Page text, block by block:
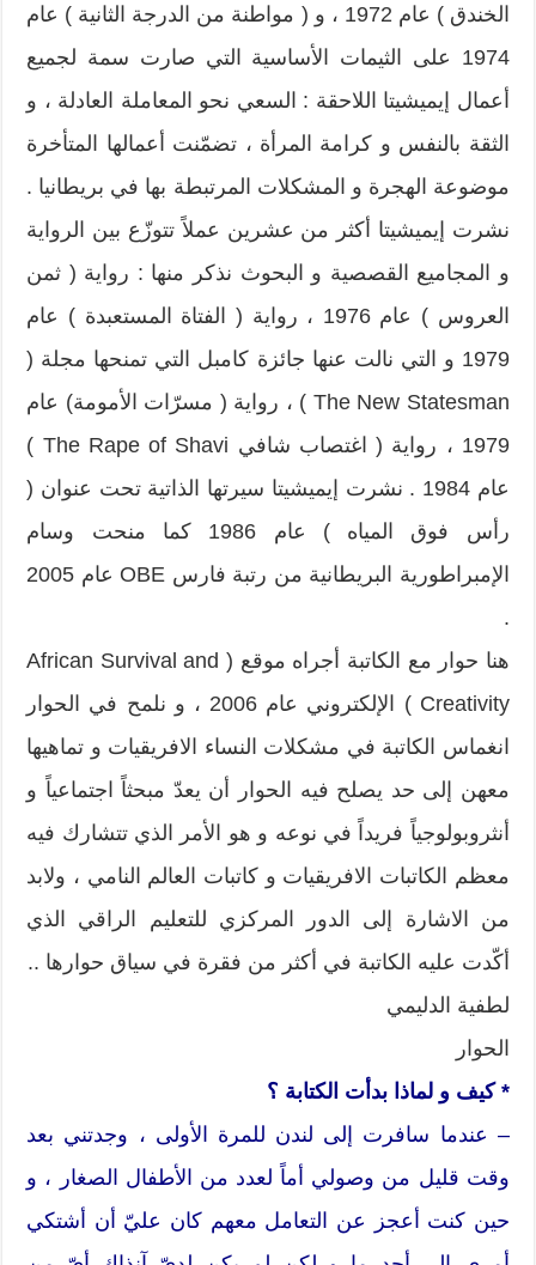
الخندق ) عام 1972 ، و ( مواطنة من الدرجة الثانية ) عام
1974 على الثيمات الأساسية التي صارت سمة لجميع
أعمال إيميشيتا اللاحقة : السعي نحو المعاملة العادلة ، و
الثقة بالنفس و كرامة المرأة ، تضمّنت أعمالها المتأخرة
موضوعة الهجرة و المشكلات المرتبطة بها في بريطانيا .
نشرت إيميشيتا أكثر من عشرين عملاً تتوزّع بين الرواية
و المجاميع القصصية و البحوث نذكر منها : رواية ( ثمن
العروس ) عام 1976 ، رواية ( الفتاة المستعبدة ) عام
1979 و التي نالت عنها جائزة كامبل التي تمنحها مجلة (
The New Statesman ) ، رواية ( مسرّات الأمومة) عام
1979 ، رواية ( اغتصاب شافي The Rape of Shavi )
عام 1984 . نشرت إيميشيتا سيرتها الذاتية تحت عنوان (
رأس فوق المياه ) عام 1986 كما منحت وسام
الإمبراطورية البريطانية من رتبة فارس OBE عام 2005
.
هنا حوار مع الكاتبة أجراه موقع ( African Survival and
Creativity ) الإلكتروني عام 2006 ، و نلمح في الحوار
انغماس الكاتبة في مشكلات النساء الافريقيات و تماهيها
معهن إلى حد يصلح فيه الحوار أن يعدّ مبحثاً اجتماعياً و
أنثروبولوجياً فريداً في نوعه و هو الأمر الذي تتشارك فيه
معظم الكاتبات الافريقيات و كاتبات العالم النامي ، ولابد
من الاشارة إلى الدور المركزي للتعليم الراقي الذي
أكّدت عليه الكاتبة في أكثر من فقرة في سياق حوارها ..
لطفية الدليمي
الحوار
* كيف و لماذا بدأت الكتابة ؟
– عندما سافرت إلى لندن للمرة الأولى ، وجدتني بعد
وقت قليل من وصولي أماً لعدد من الأطفال الصغار ، و
حين كنت أعجز عن التعامل معهم كان عليّ أن أشتكي